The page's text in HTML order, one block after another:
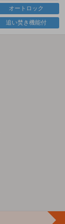
オートロック
追い焚き機能付